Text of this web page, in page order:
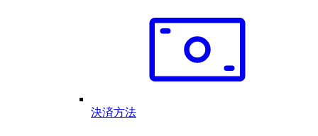
決済方法